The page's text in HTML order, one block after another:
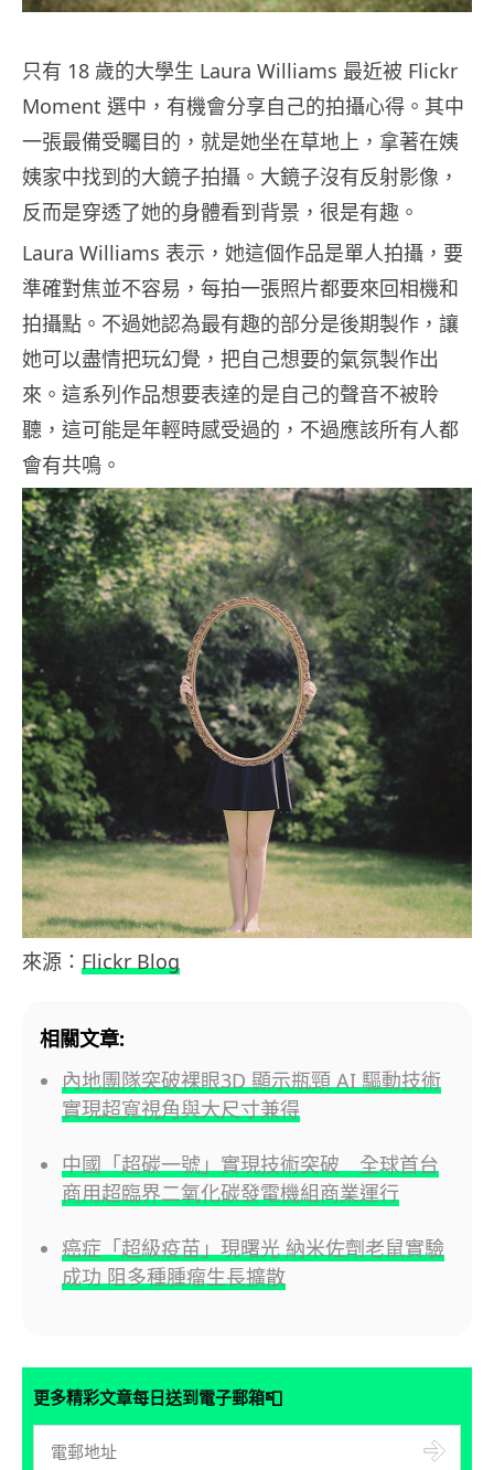
只有 18 歲的大學生 Laura Williams 最近被 Flickr
Moment 選中，有機會分享自己的拍攝心得。其中
一張最備受矚目的，就是她坐在草地上，拿著在姨
姨家中找到的大鏡子拍攝。大鏡子沒有反射影像，
反而是穿透了她的身體看到背景，很是有趣。
Laura Williams 表示，她這個作品是單人拍攝，要
準確對焦並不容易，每拍一張照片都要來回相機和
拍攝點。不過她認為最有趣的部分是後期製作，讓
她可以盡情把玩幻覺，把自己想要的氣氛製作出
來。這系列作品想要表達的是自己的聲音不被聆
聽，這可能是年輕時感受過的，不過應該所有人都
會有共鳴。
來源： Flickr Blog
相關文章:
內地團隊突破裸眼3D 顯示瓶頸 AI 驅動技術
實現超寬視角與大尺寸兼得
中國「超碳一號」實現技術突破 全球首台
商用超臨界二氧化碳發電機組商業運行
癌症「超級疫苗」現曙光 納米佐劑老鼠實驗
成功 阻多種腫瘤生長擴散
更多精彩文章每日送到電子郵箱📮